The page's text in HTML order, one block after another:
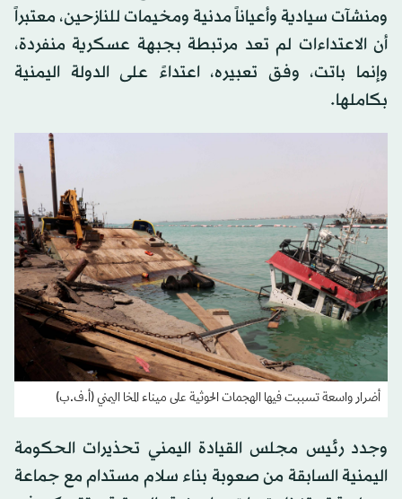
ومنشآت سيادية وأعياناً مدنية ومخيمات للنازحين، معتبراً
أن الاعتداءات لم تعد مرتبطة بجبهة عسكرية منفردة،
وإنما باتت، وفق تعبيره، اعتداءً على الدولة اليمنية
بكاملها.
أضرار واسعة تسببت فيها الهجمات الحوثية على ميناء المخا اليمني (أ.ف.ب)
وجدد رئيس مجلس القيادة اليمني تحذيرات الحكومة
اليمنية السابقة من صعوبة بناء سلام مستدام مع جماعة